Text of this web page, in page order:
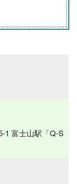
1 富士山駅「Q-S